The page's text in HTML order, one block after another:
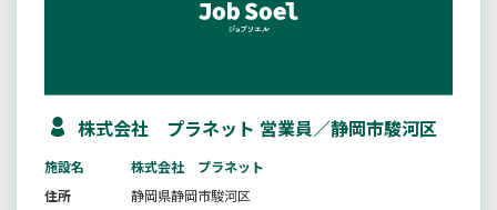
株式会社 プラネット 営業員／静岡市駿河区
施設名
株式会社 プラネット
住所
静岡県静岡市駿河区